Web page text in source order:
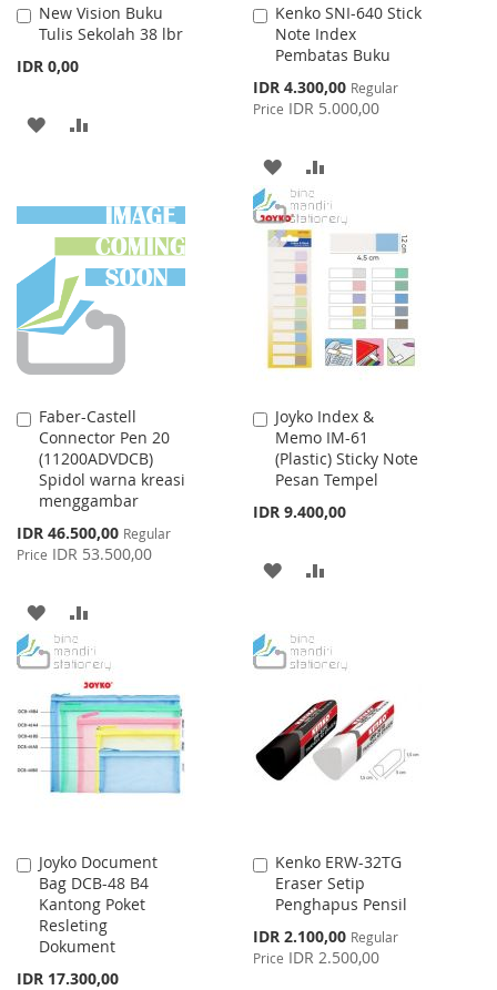
New Vision Buku
Tulis Sekolah 38 lbr
IDR 0,00
Add
to
ADD
LIST
Kenko SNI-640 Stick
Note Index
Pembatas Buku
Special
Price
IDR 4.300,00 Regular
Price IDR 5.000,00
Add
to
Cart
ADD
TO
WISH
LIST
TO
COMPARE
Faber-Castell
Connector Pen 20
(11200ADVDCB)
Spidol warna kreasi
menggambar
Special
Price
IDR 46.500,00 Regular
Price IDR 53.500,00
Add
to
Cart
ADD
TO
WISH
LIST
TO
COMPARE
Joyko Index &
Memo IM-61
(Plastic) Sticky Note
Pesan Tempel
IDR 9.400,00
Add
to
Cart
ADD
WISHCOMPARE
Joyko Document
Bag DCB-48 B4
Kantong Poket
Resleting
Dokument
IDR 17.300,00
Add
to
Cart
Kenko ERW-32TG
Eraser Setip
Penghapus Pensil
Special
Price
IDR 2.100,00 Regular
Price IDR 2.500,00
Add
to
Cart